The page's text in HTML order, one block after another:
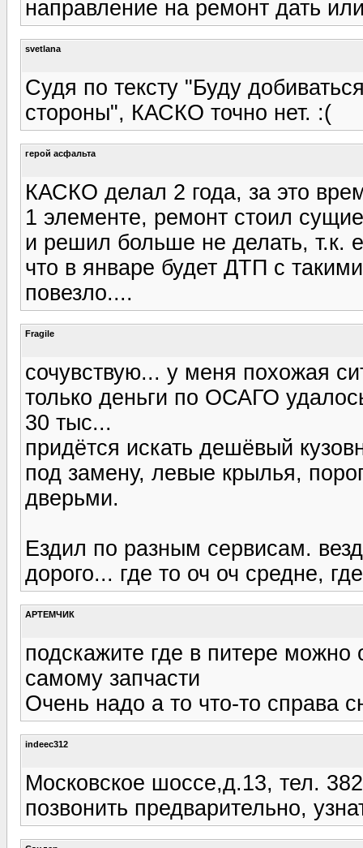
направление на ремонт дать
svetlana
Судя по тексту "Буду
стороны", КАСКО точно нет. :(
герой асфальта
КАСКО делал 2 года, за это
1 элементе, ремонт стоил
и решил больше не делать, т.к.
что в январе будет ДТП с
повезло....
Fragile
сочувствую... у меня похожая
только деньги по ОСАГО
30 тыс...
придётся искать дешёвый
под замену, левые крылья,
дверьми.
Ездил по разным сервисам.
дорого... где то оч оч средне,
АРТЕМЧИК
подскажите где в питере можно
самому запчасти
Очень надо а то что-то справа
indeec312
Московское шоссе,д.13, тел.
позвонить предварительно,